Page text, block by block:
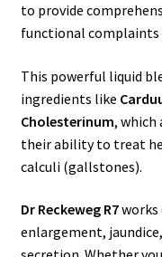
to provide
functional complaints
This powerful liquid
ingredients like
Cholesterinum,
their ability to treat
calculi (gallstones).
Dr Reckeweg R7works
enlargement,